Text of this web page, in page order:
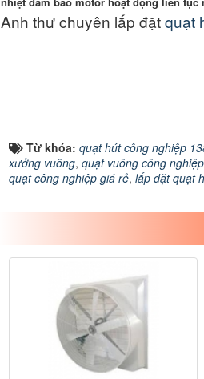
Anh thư chuyên lắp đặtquạt
Từ khóa:quạt hút công nghiệp
xưởng vuông,quạt vuông công nghiệp
quạt công nghiệp giá rẻ,lắp đặt quạt